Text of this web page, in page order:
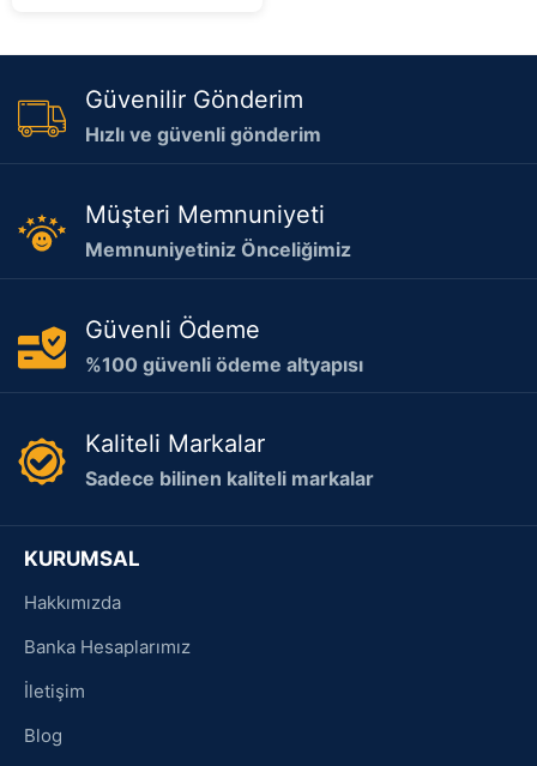
Güvenilir Gönderim
Hızlı ve güvenli gönderim
Müşteri Memnuniyeti
Memnuniyetiniz Önceliğimiz
Güvenli Ödeme
%100 güvenli ödeme altyapısı
Kaliteli Markalar
Sadece bilinen kaliteli markalar
KURUMSAL
Hakkımızda
Banka Hesaplarımız
İletişim
Blog